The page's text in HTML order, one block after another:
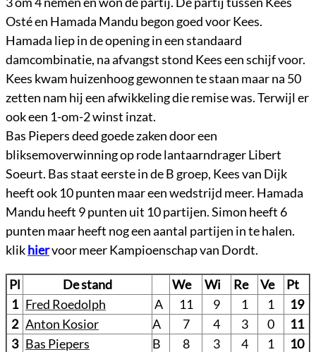
Osté en Hamada Mandu begon goed voor Kees.
Hamada liep in de opening in een standaard
damcombinatie, na afvangst stond Kees een schijf voor.
Kees kwam huizenhoog gewonnen te staan maar na 50
zetten nam hij een afwikkeling die remise was. Terwijl er
ook een 1-om-2 winst inzat.
Bas Piepers deed goede zaken door een
bliksemoverwinning op rode lantaarndrager Libert
Soeurt. Bas staat eerste in de B groep, Kees van Dijk
heeft ook 10 punten maar een wedstrijd meer. Hamada
Mandu heeft 9 punten uit 10 partijen. Simon heeft 6
punten maar heeft nog een aantal partijen in te halen.
klikhiervoor meer Kampioenschap van Dordt.
Pl De stand We Wi Re Ve
Pt
1 Fred Roedolph A 11 9 1 1
19
2 Anton Kosior A 7 4 3 0
11
3 Bas Piepers B 8 3 4 1
10